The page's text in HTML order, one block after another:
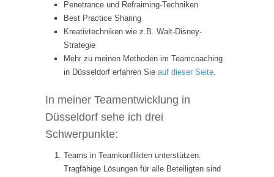
Penetrance und Refraiming-Techniken
Best Practice Sharing
Kreativtechniken wie z.B. Walt-Disney-
Strategie
Mehr zu meinen Methoden im Teamcoaching
in Düsseldorf erfahren Sie auf dieser Seite.
In meiner Teamentwicklung in
Düsseldorf sehe ich drei
Schwerpunkte:
Teams in Teamkonflikten unterstützen.
Tragfähige Lösungen für alle Beteiligten sind